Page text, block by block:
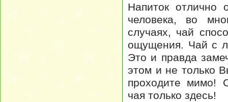
Напиток отлично
человека, во
случаях, чай
ощущения. Чай с
Это и правда
этом и не только
проходите мимо!
чая только здесь!